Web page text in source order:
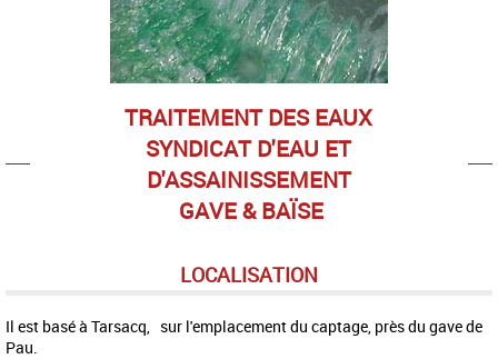
TRAITEMENT DES EAUX
SYNDICAT D'EAU ET
D'ASSAINISSEMENT
GAVE & BAÏSE
LOCALISATION
Il est basé à Tarsacq, sur l'emplacement du captage, près du gave de
Pau.